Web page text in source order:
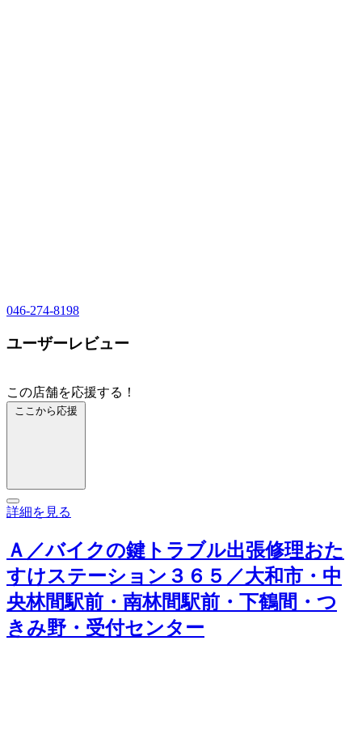
046-274-8198
ユーザーレビュー
この店舗を応援する！
ここから応援
詳細を見る
Ａ／バイクの鍵トラブル出張修理おた
すけステーション３６５／大和市・中
央林間駅前・南林間駅前・下鶴間・つ
きみ野・受付センター